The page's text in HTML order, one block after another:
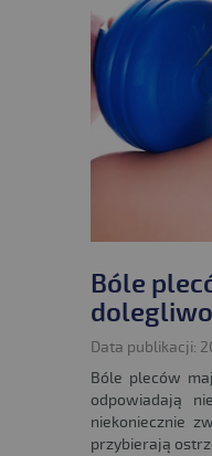
Bóle
Data publikacji:
Bóle pleców
odpowiadają
niekoniecznie
przybierają